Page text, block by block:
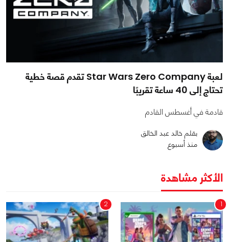
لعبة Star Wars Zero Company تقدم قصة خطية
تحتاج إلى 40 ساعة تقريبًا
قادمة في أغسطس القادم
بقلم خالد عبد الخالق
منذ أسبوع
الأكثر مشاهدة
1
2